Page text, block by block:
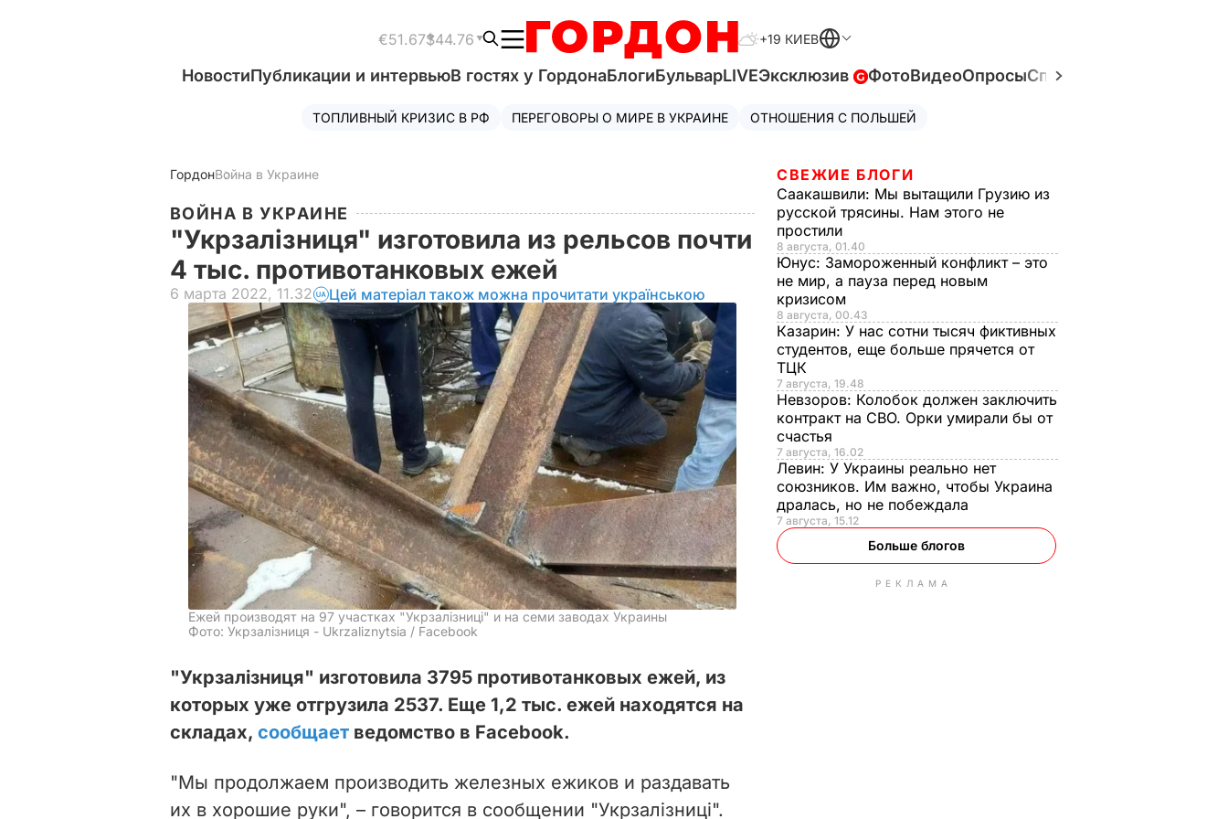
€51.67$44.76 +19 КИЕВ
НовостиПубликации и интервьюВ гостях у ГордонаБлогиБульварLIVEЭксклюзив ФотоВидеоОпросыСпецпроекты
ТОПЛИВНЫЙ КРИЗИС В РФ ПЕРЕГОВОРЫ О МИРЕ В УКРАИНЕ ОТНОШЕНИЯ С ПОЛЬШЕЙ
ГордонВойна в Украине
ВОЙНА В УКРАИНЕ
"Укрзалізниця" изготовила из рельсов почти
4 тыс. противотанковых ежей
6 марта 2022, 11.32 Цей матеріал також можна прочитати українською
Ежей производят на 97 участках "Укрзалізниці" и на семи заводах Украины
Фото: Укрзалізниця - Ukrzaliznytsia / Facebook
"Укрзалізниця" изготовила 3795 противотанковых ежей, из
которых уже отгрузила 2537. Еще 1,2 тыс. ежей находятся на
складах, сообщает ведомство в Facebook.
"Мы продолжаем производить железных ежиков и раздавать
их в хорошие руки", – говорится в сообщении "Укрзалізниці".
СВЕЖИЕ БЛОГИ
Саакашвили: Мы вытащили Грузию из
русской трясины. Нам этого не
простили
8 августа, 01.40
Юнус: Замороженный конфликт – это
не мир, а пауза перед новым
кризисом
8 августа, 00.43
Казарин: У нас сотни тысяч фиктивных
студентов, еще больше прячется от
ТЦК
7 августа, 19.48
Невзоров: Колобок должен заключить
контракт на СВО. Орки умирали бы от
счастья
7 августа, 16.02
Левин: У Украины реально нет
союзников. Им важно, чтобы Украина
дралась, но не побеждала
7 августа, 15.12
Больше блогов
РЕКЛАМА